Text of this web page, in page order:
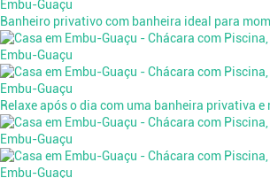
Banheiro privativo com banheira ideal para
Relaxe após o dia com uma banheira privativa e